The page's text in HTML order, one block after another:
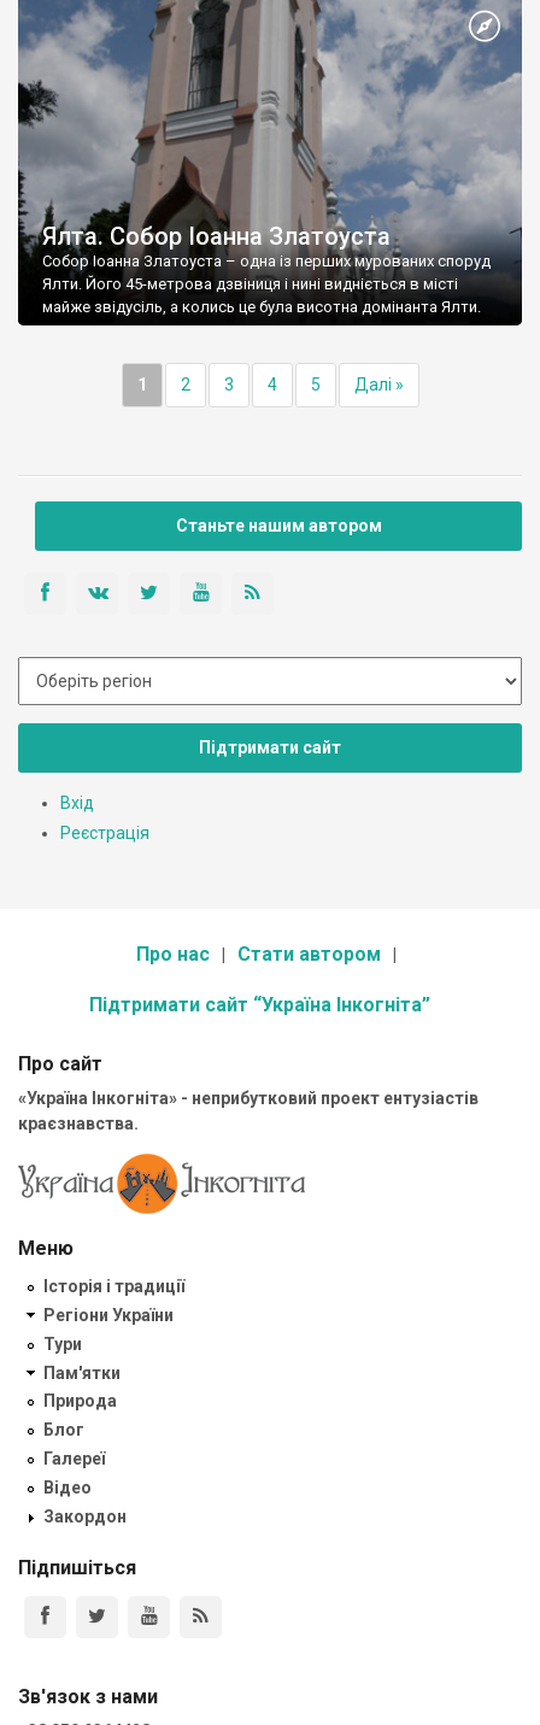
Ялта. Собор Іоанна Златоуста
Собор Іоанна Златоуста – одна із перших мурованих споруд
Ялти. Його 45-метрова дзвіниця і нині видніється в місті
майже звідусіль, а колись це була висотна домінанта Ялти.
1 2 3 4 5 Далі »
Станьте нашим автором
Підтримати сайт
Вхід
Реєстрація
Про нас Стати автором
Підтримати сайт “Україна Інкогніта”
Про сайт
«Україна Інкогніта» - неприбутковий проект ентузіастів
краєзнавства.
Меню
Історія і традиції
Регіони України
Тури
Пам'ятки
Природа
Блог
Галереї
Відео
Закордон
Підпишіться
Зв'язок з нами